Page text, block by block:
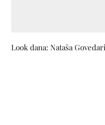
Look dana: Nataša